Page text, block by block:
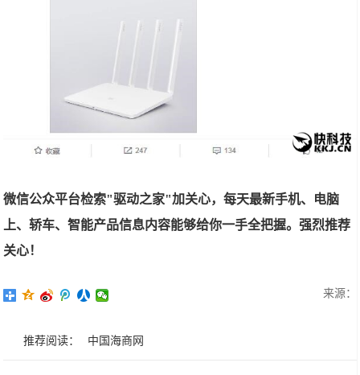
微信公众平台检索"驱动之家"加关心，每天最新手机、电脑
上、轿车、智能产品信息内容能够给你一手全把握。强烈推荐
关心！
来源：
推荐阅读： 中国海商网